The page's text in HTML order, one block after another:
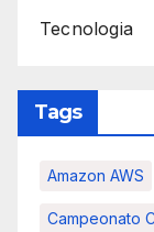
Tecnologia
Tags
Amazon AWS
Campeonato